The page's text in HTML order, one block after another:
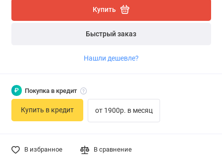
Купить
Быстрый заказ
Нашли дешевле?
В избранное В сравнение
₽ Покупка в кредит
Купить в кредит от 1900р. в месяц